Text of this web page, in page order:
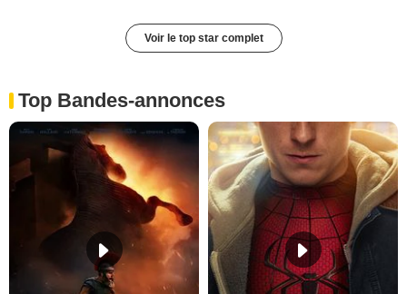
Voir le top star complet
Top Bandes-annonces